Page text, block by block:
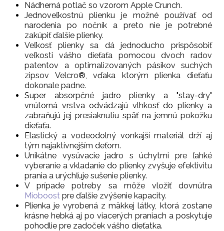
Nádherná potlač so vzorom Apple Crunch.
Jednoveľkostnú plienku je možné používať od
narodenia po nočník a preto nie je potrebné
zakúpiť ďalšie plienky.
Veľkosť plienky sa dá jednoducho prispôsobiť
veľkosti vášho dieťaťa pomocou dvoch radov
patentov a optimalizovaných pásikov suchých
zipsov Velcro®, vďaka ktorým plienka dieťaťu
dokonale padne.
Super absorpčné jadro plienky a "stay-dry"
vnútorná vrstva odvádzajú vlhkosť do plienky a
zabraňujú jej presiaknutiu späť na jemnú pokožku
dieťaťa.
Elastický a vodeodolný vonkajší materiál drží aj
tým najaktívnejším deťom.
Unikátne vysúvacie jadro s úchytmi pre ľahké
vyberanie a vkladanie do plienky zvyšuje efektivitu
prania a urýchľuje sušenie plienky.
V prípade potreby sa môže vložiť dovnútra
Mioboost pre ďalšie zvýšenie kapacity.
Plienka je vyrobená z mäkkej látky, ktorá zostane
krásne hebká aj po viacerých praniach a poskytuje
pohodlie pre zadoček vášho dieťatka.